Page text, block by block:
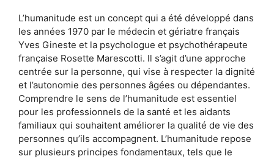
L’humanitude est un concept qui a été développé dans
les années 1970 par le médecin et gériatre français
Yves Gineste et la psychologue et psychothérapeute
française Rosette Marescotti. Il s’agit d’une approche
centrée sur la personne, qui vise à respecter la dignité
et l’autonomie des personnes âgées ou dépendantes.
Comprendre le sens de l’humanitude est essentiel
pour les professionnels de la santé et les aidants
familiaux qui souhaitent améliorer la qualité de vie des
personnes qu’ils accompagnent. L’humanitude repose
sur plusieurs principes fondamentaux, tels que le